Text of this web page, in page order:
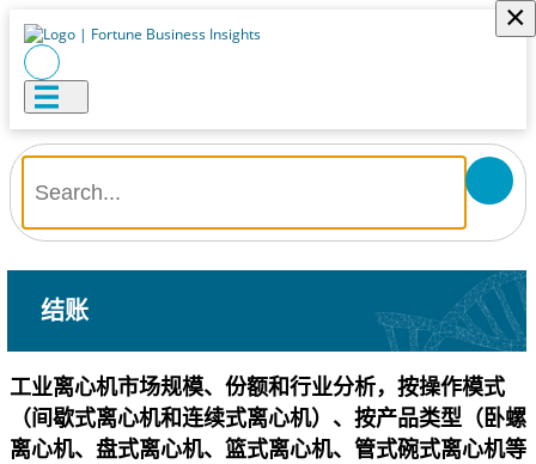
×
结账
工业离心机市场规模、份额和行业分析，按操作模式
（间歇式离心机和连续式离心机）、按产品类型（卧螺
离心机、盘式离心机、篮式离心机、管式碗式离心机等